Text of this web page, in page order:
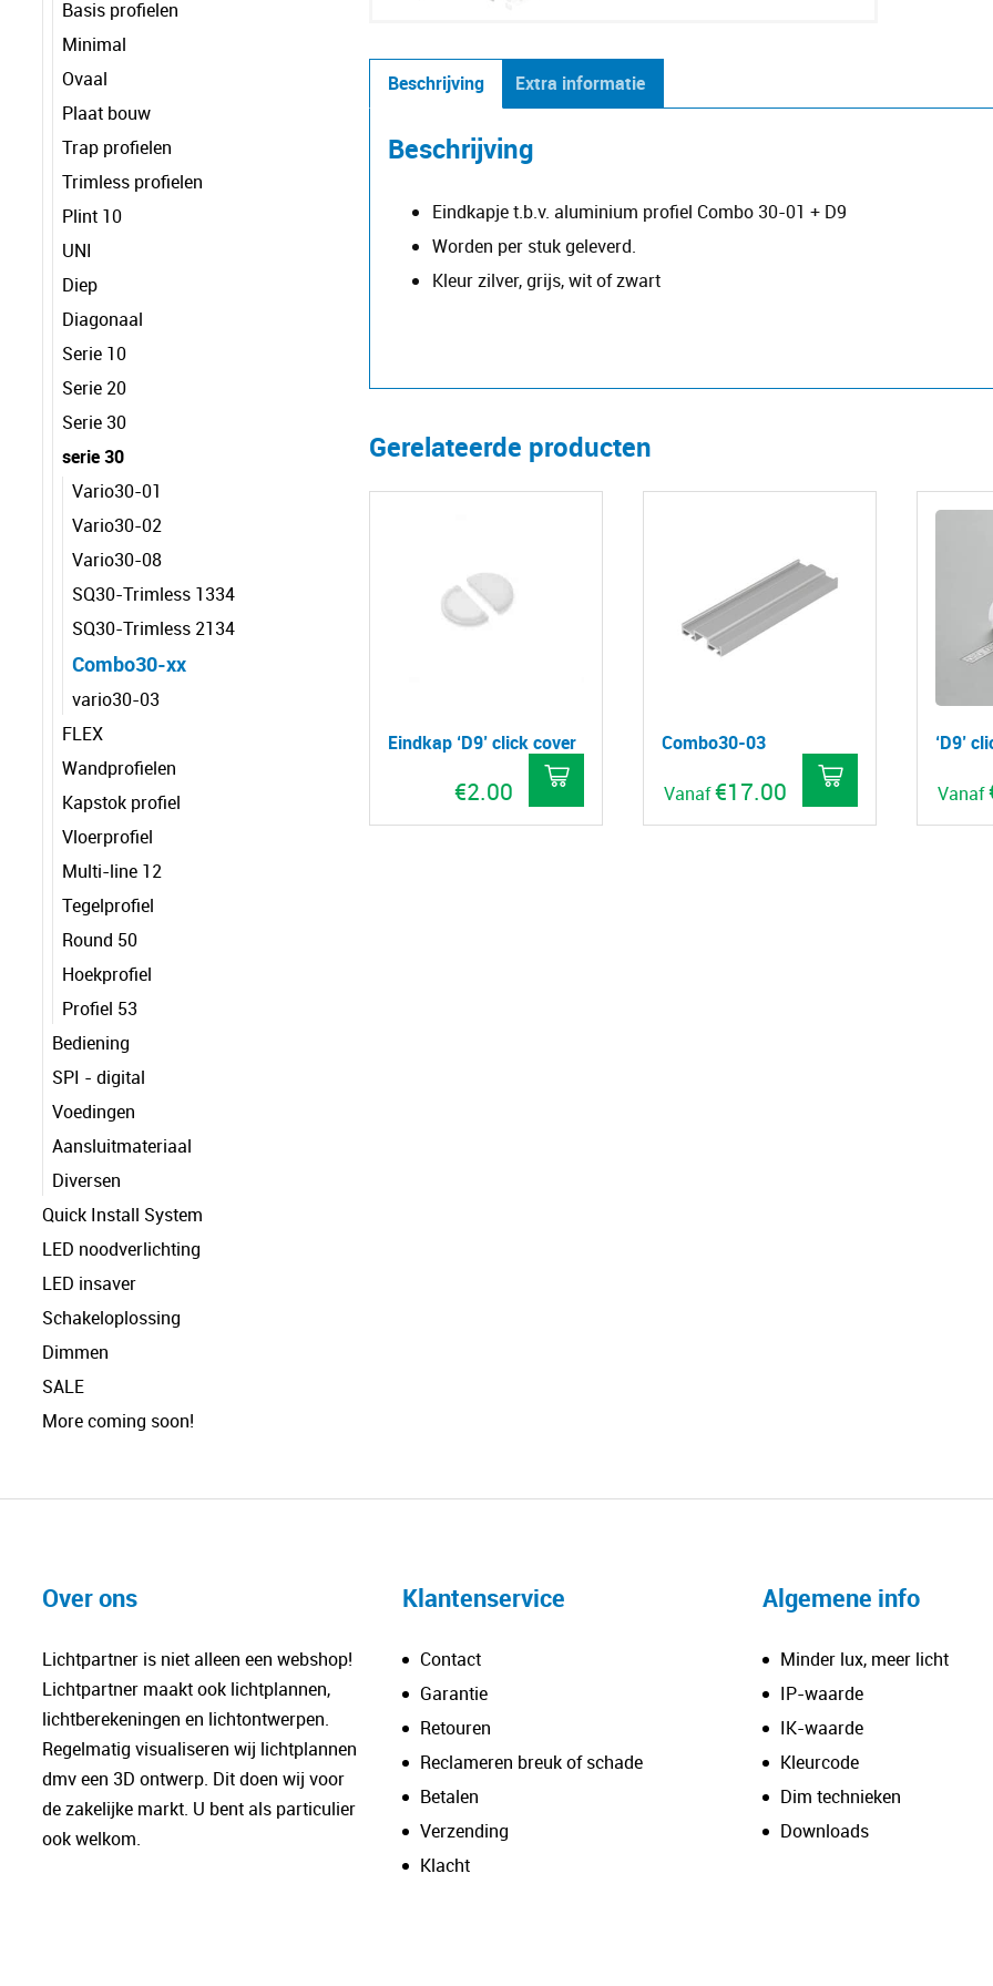
Basis profielen
Minimal
Ovaal
Plaat bouw
Trap profielen
Trimless profielen
Plint 10
UNI
Diep
Diagonaal
Serie 10
Serie 20
Serie 30
serie 30
Vario30-01
Vario30-02
Vario30-08
SQ30-Trimless 1334
SQ30-Trimless 2134
Combo30-xx
vario30-03
FLEX
Wandprofielen
Kapstok profiel
Vloerprofiel
Multi-line 12
Tegelprofiel
Round 50
Hoekprofiel
Profiel 53
Bediening
SPI - digital
Voedingen
Aansluitmateriaal
Diversen
Quick Install System
LED noodverlichting
LED insaver
Schakeloplossing
Dimmen
SALE
More coming soon!
Beschrijving Extra informatie
Beschrijving
Eindkapje t.b.v. aluminium profiel Combo 30-01 + D9
Worden per stuk geleverd.
Kleur zilver, grijs, wit of zwart
Gerelateerde producten
Eindkap ‘D9’ click cover
€2.00
Combo30-03
Vanaf€17.00
Dit
‘D9’
Vanaf
Over ons
Lichtpartner is niet alleen een webshop!
Lichtpartner maakt ook lichtplannen,
lichtberekeningen en lichtontwerpen.
Regelmatig visualiseren wij lichtplannen
dmv een 3D ontwerp. Dit doen wij voor
de zakelijke markt. U bent als particulier
ook welkom.
Klantenservice
Contact
Garantie
Retouren
Reclameren breuk of schade
Betalen
Verzending
Klacht
Algemene info
Minder lux, meer licht
IP-waarde
IK-waarde
Kleurcode
Dim technieken
Downloads